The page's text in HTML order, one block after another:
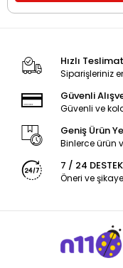
Hızlı Teslimat
Siparişleriniz
Güvenli
Güvenli ve
Geniş Ürün
Binlerce ürün
7 / 24 DESTEK
Öneri ve